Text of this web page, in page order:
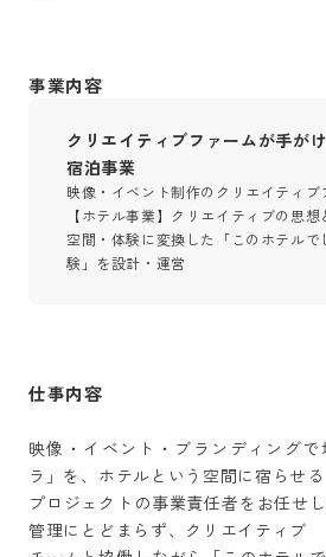
事業内容
クリエイティブファームが手が
宿泊事業
映像・イベント制作のクリエイティブ
【ホテル事業】クリエイティブの思
空間・体験に変換した「このホテルで
験」を設計・運営
仕事内容
映像・イベント・ブランディングで
ラ」を、ホテルという空間に宿らせる
プロジェクトの事業責任者をお任せ
管理にとどまらず、クリエイティブ